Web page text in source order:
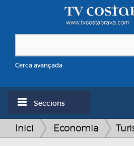
Cerca avançada
Seccions
Inici Economia